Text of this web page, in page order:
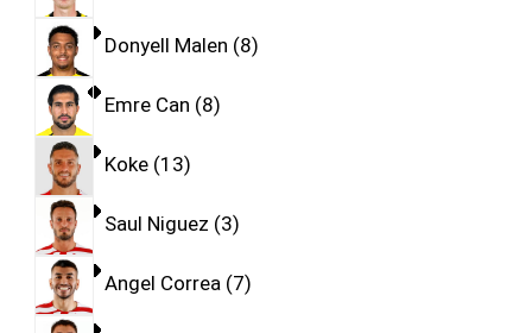
Donyell Malen 8
Emre Can 8
Koke 13
Saul Niguez 3
Angel Correa 7